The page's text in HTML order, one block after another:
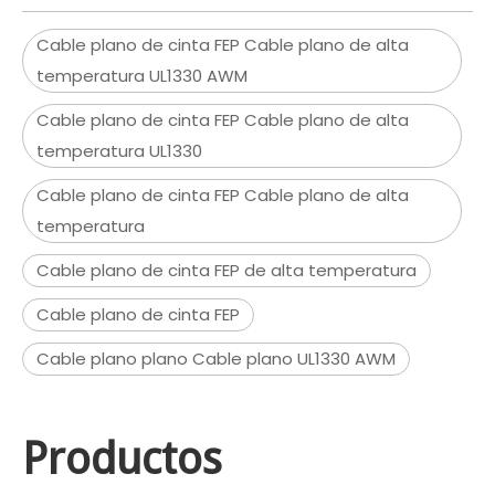
Cable plano de cinta FEP Cable plano de alta
temperatura UL1330 AWM
Cable plano de cinta FEP Cable plano de alta
temperatura UL1330
Cable plano de cinta FEP Cable plano de alta
temperatura
Cable plano de cinta FEP de alta temperatura
Cable plano de cinta FEP
Cable plano plano Cable plano UL1330 AWM
Productos